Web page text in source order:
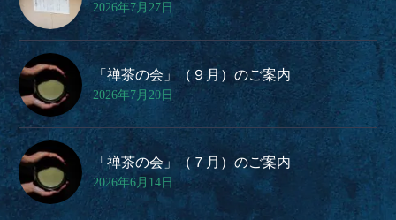
2026年7月27日
「禅茶の会」（９月）のご案内
2026年7月20日
「禅茶の会」（７月）のご案内
2026年6月14日